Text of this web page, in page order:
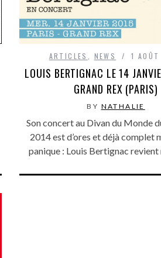
ARTICLES NEWS 1
LOUIS BERTIGNAC LE 14
GRAND REX (PARIS)
BY NATHALIE
Son concert au Divan du Monde
2014 est d’ores et déjà complet
panique : Louis Bertignac